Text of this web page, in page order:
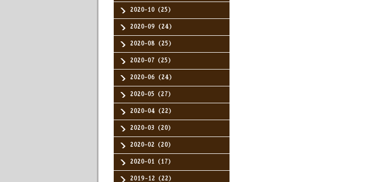
2020-10（25）
2020-09（24）
2020-08（25）
2020-07（25）
2020-06（24）
2020-05（27）
2020-04（22）
2020-03（20）
2020-02（20）
2020-01（17）
2019-12（22）